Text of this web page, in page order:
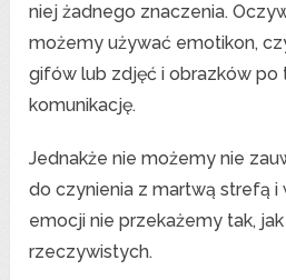
niej żadnego znaczenia.
możemy używać emotikon,
gifów lub zdjęć i obrazków po
komunikację.
Jednakże nie możemy nie
do czynienia z martwą strefą i
emocji nie przekażemy tak,
rzeczywistych.